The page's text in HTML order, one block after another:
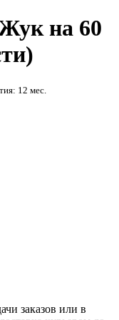
на 60
12 мес.
заказов или в